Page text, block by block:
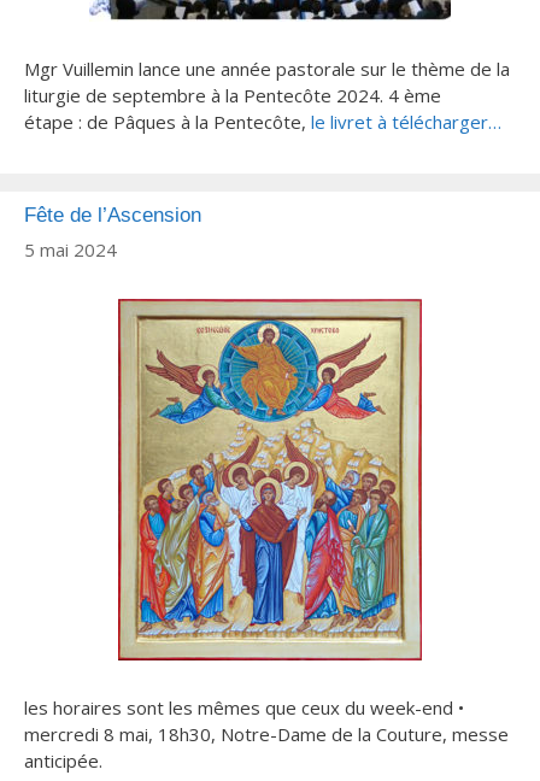
Mgr Vuillemin lance une année pastorale sur le thème de la
liturgie de septembre à la Pentecôte 2024. 4 ème
étape : de Pâques à la Pentecôte, le livret à télécharger…
Fête de l’Ascension
5 mai 2024
les horaires sont les mêmes que ceux du week-end •
mercredi 8 mai, 18h30, Notre-Dame de la Couture, messe
anticipée.